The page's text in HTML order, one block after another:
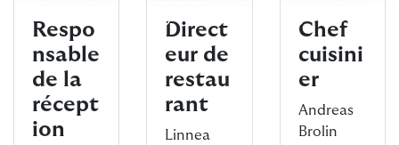
Respo
nsable
de la
récept
ion
Direct
eur de
restau
rant
Linnea
Chef
cuisini
er
Andreas
Brolin